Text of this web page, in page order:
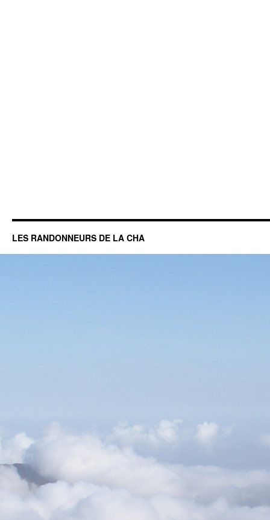
LES RANDONNEURS DE LA CHA